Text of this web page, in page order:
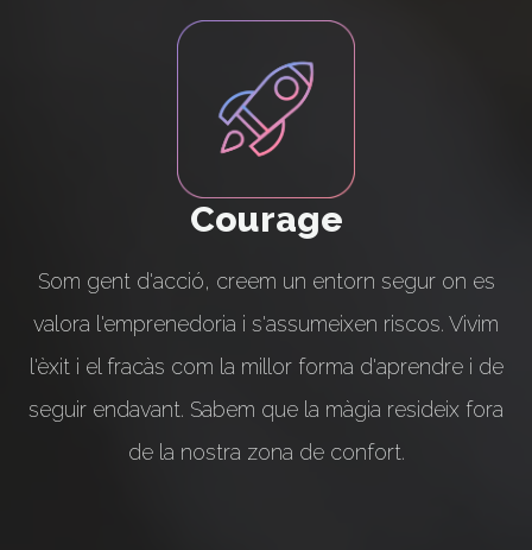
Courage
Som gent d'acció, creem un entorn segur on es
valora l'emprenedoria i s'assumeixen riscos. Vivim
l'èxit i el fracàs com la millor forma d'aprendre i de
seguir endavant. Sabem que la màgia resideix fora
de la nostra zona de confort.